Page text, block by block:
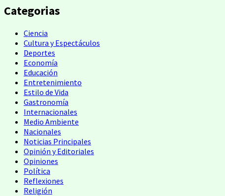
Categorias
Ciencia
Cultura y Espectáculos
Deportes
Economía
Educación
Entretenimiento
Estilo de Vida
Gastronomía
Internacionales
Medio Ambiente
Nacionales
Noticias Principales
Opinión y Editoriales
Opiniones
Política
Reflexiones
Religión